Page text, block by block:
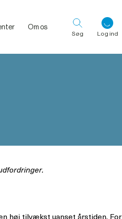
Om os
Søg Log ind
høj tilvækst uanset årstiden. For